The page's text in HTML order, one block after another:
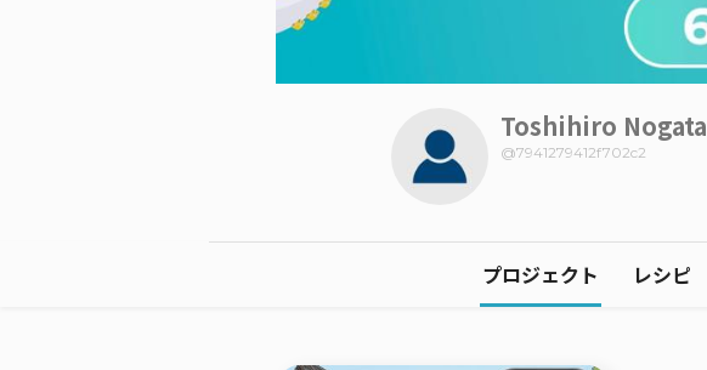
Toshihiro Nogata
@7941279412f702c2
プロジェクト レシピ